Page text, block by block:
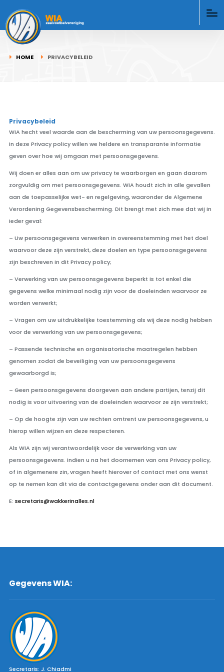
HOME PRIVACYBELEID
Privacybeleid
WIA hecht veel waarde aan de bescherming van uw persoonsgegevens.
In deze Privacy policy willen we heldere en transparante informatie
geven over hoe wij omgaan met persoonsgegevens.
Wij doen er alles aan om uw privacy te waarborgen en gaan daarom
zorgvuldig om met persoonsgegevens. WIA houdt zich in alle gevallen
aan de toepasselijke wet- en regelgeving, waaronder de Algemene
Verordening Gegevensbescherming. Dit brengt met zich mee dat wij in
ieder geval:
– Uw persoonsgegevens verwerken in overeenstemming met het doel
waarvoor deze zijn verstrekt, deze doelen en type persoonsgegevens
zijn beschreven in dit Privacy policy;
– Verwerking van uw persoonsgegevens beperkt is tot enkel die
gegevens welke minimaal nodig zijn voor de doeleinden waarvoor ze
worden verwerkt;
– Vragen om uw uitdrukkelijke toestemming als wij deze nodig hebben
voor de verwerking van uw persoonsgegevens;
– Passende technische en organisatorische maatregelen hebben
genomen zodat de beveiliging van uw persoonsgegevens
gewaarborgd is;
– Geen persoonsgegevens doorgeven aan andere partijen, tenzij dit
nodig is voor uitvoering van de doeleinden waarvoor ze zijn verstrekt;
– Op de hoogte zijn van uw rechten omtrent uw persoonsgegevens, u
hierop willen wijzen en deze respecteren.
Als WIA zijn wij verantwoordelijk voor de verwerking van uw
persoonsgegevens. Indien u na het doornemen van ons Privacy policy,
of in algemenere zin, vragen heeft hierover of contact met ons wenst
op te nemen kan dit via de contactgegevens onder aan dit document.
E: secretaris@wakkerinalles.nl
Gegevens WIA:
Secretaris: J. Chiadmi